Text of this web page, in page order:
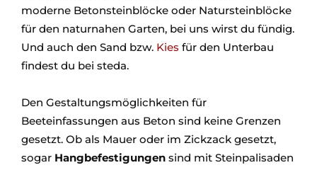
moderne Betonsteinblöcke oder Natursteinblöcke
für den naturnahen Garten, bei uns wirst du fündig.
Und auch den Sand bzw. Kies für den Unterbau
findest du bei steda.
Den Gestaltungsmöglichkeiten für
Beeteinfassungen aus Beton sind keine Grenzen
gesetzt. Ob als Mauer oder im Zickzack gesetzt,
sogar Hangbefestigungen sind mit Steinpalisaden